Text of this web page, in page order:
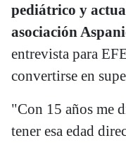
pediátrico y
asociación
entrevista para
convertirse en
"Con 15 años me
tener esa edad